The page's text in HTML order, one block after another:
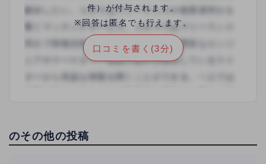
た、細かく質問しても嫌な顔ひとつせず答えてもら
えますし、担当者さんからは「わからないところが
あれば質問攻めにしていただいてもかまいません」
と言っていただきました。 基本的な連絡は
ChatWorkで行い、必要な時だけオンライン面談を
行いますが、どちらも固すぎずラフすぎずちょうど
件）が付与されます。
※回答は匿名でも行えます。
口コミを書く(3分)
のその他の投稿